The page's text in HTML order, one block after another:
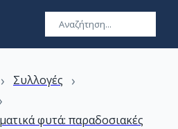
› Συλλογές ›
›
φυτά: παραδοσιακές